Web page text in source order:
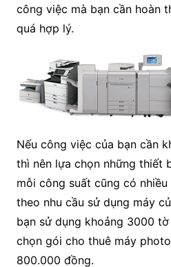
công việc mà bạn cần hoàn
quá hợp lý.
Nếu công việc của bạn cần
thì nên lựa chọn những thiết
mỗi công suất cũng có
theo nhu cầu sử dụng máy
bạn sử dụng khoảng 3000
chọn gói cho thuê máy
800.000 đồng.